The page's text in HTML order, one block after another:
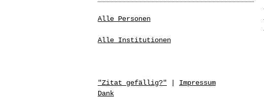
Alle Personen
Alle Institutionen
"Zitat gefällig?"
Impressum
Dank